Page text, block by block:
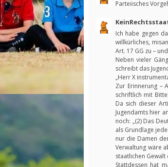
Parteiisches
Ich habe gegen
willkürliches,
Art. 17 GG zu –
Neben vieler
schreibt das
„Herr X
Zur Erinnerung –
schriftlich mit
Da sich dieser
Jugendamts hier
noch: „(2) Das
als Grundlage
nur die Damen
Verwaltung wäre
staatlichen Gewalt
Stattdessen hat